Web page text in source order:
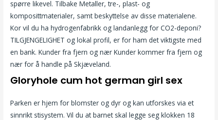
spørre likevel. Tilbake Metaller, tre-, plast- og
komposittmaterialer, samt beskyttelse av disse materialene.
Kor vil du ha hydrogenfabrikk og landanlegg for CO2-deponi?
TILGJENGELIGHET og lokal profil, er for ham det viktigste med
en bank. Kunder fra fjern og nær Kunder kommer fra fjern og
nær for å handle på Skjæveland.
Gloryhole cum hot german girl sex
Parken er hjem for blomster og dyr og kan utforskes via et
sinnrikt stisystem. Vil du at barnet skal legge seg klokken 18